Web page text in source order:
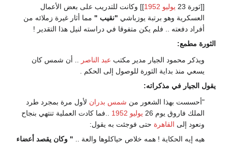
[[ثورة 23
يوليو 1952]] وكانت للتدريب على بعض الأعمال
العسكرية وهو برتبة يوزباشي "نقيب " مما أثار غيرة زملائه من
أفراد دفعته .. فلم يكن متفوقا في دراسته لنيل هذا التقدير !
الثورة مطمع:
ويذكر محمود الجيار مدير مكتب عبد الناصر
.. أن شمس كان
يسعي منذ بداية الثورة للوصول إلى الحكم .
يقول الجيار في مذكراته:
"أحسست بهذا الشعور من شمس بدران لأول مرة بمجرد طرد
الملك فاروق يوم 26
يوليو 1952 ..فما كادت العملية تنتهي بنجاح
ونعود إلى القاهرة حتى فوجئت به يقول:
هيه إيه الحكاية ! همه خلاص حياكلوها والعة .. " وكان يقصد أعضاء